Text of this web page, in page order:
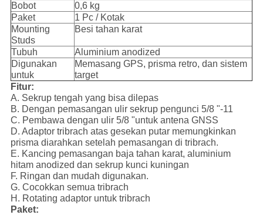
Bobot
0,6 kg
Paket
1 Pc / Kotak
Mounting
Studs
Besi tahan karat
Tubuh
Aluminium anodized
Digunakan
untuk
Memasang GPS, prisma retro, dan sistem
target
Fitur:
A. Sekrup tengah yang bisa dilepas
B. Dengan pemasangan ulir sekrup pengunci 5/8 "-11
C. Pembawa dengan ulir 5/8 "untuk antena GNSS
D. Adaptor tribrach atas gesekan putar memungkinkan
prisma diarahkan setelah pemasangan di tribrach.
E. Kancing pemasangan baja tahan karat, aluminium
hitam anodized dan sekrup kunci kuningan
F. Ringan dan mudah digunakan.
G. Cocokkan semua tribrach
H. Rotating adaptor untuk tribrach
Paket: